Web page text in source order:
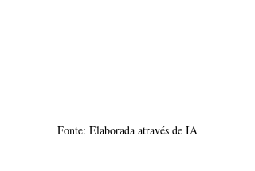
Fonte: Elaborada através de IA